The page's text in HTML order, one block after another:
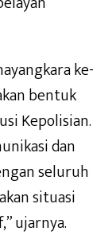
ke-
bentuk
Kepolisian.
dan
seluruh
situasi
ujarnya.